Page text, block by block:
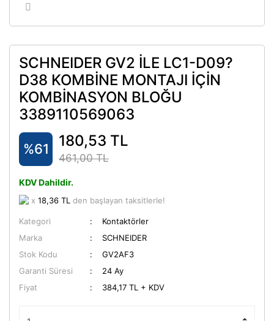
SCHNEIDER GV2 İLE LC1-D09?
D38 KOMBİNE MONTAJI İÇİN
KOMBİNASYON BLOĞU
3389110569063
%61 180,53 TL
461,00 TL
KDV Dahildir.
x 18,36 TL den başlayan taksitlerle!
Kategori
Kontaktörler
Marka
SCHNEIDER
Stok Kodu
GV2AF3
Garanti Süresi
24 Ay
Fiyat
384,17 TL + KDV